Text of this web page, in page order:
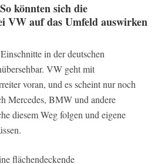
könnten sich die
VW auf das Umfeld auswirken
in der deutschen
VW geht mit
voran, und es scheint nur noch
Mercedes, BMW und andere
diesem Weg folgen und eigene
flächendeckende